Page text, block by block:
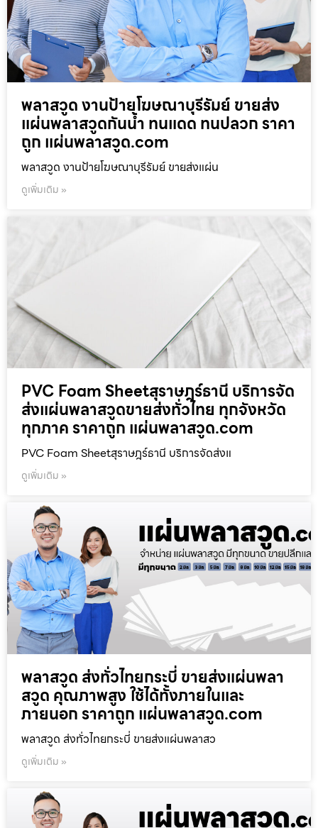
พลาสวูด งานป้ายโฆษณาบุรีรัมย์ ขายส่ง
แผ่นพลาสวูดกันน้ำ ทนแดด ทนปลวก ราคา
ถูก แผ่นพลาสวูด.com
พลาสวูด งานป้ายโฆษณาบุรีรัมย์ ขายส่งแผ่น
ดูเพิ่มเติม »
PVC Foam Sheetสุราษฎร์ธานี บริการจัด
ส่งแผ่นพลาสวูดขายส่งทั่วไทย ทุกจังหวัด
ทุกภาค ราคาถูก แผ่นพลาสวูด.com
PVC Foam Sheetสุราษฎร์ธานี บริการจัดส่งแ
ดูเพิ่มเติม »
พลาสวูด ส่งทั่วไทยกระบี่ ขายส่งแผ่นพลา
สวูด คุณภาพสูง ใช้ได้ทั้งภายในและ
ภายนอก ราคาถูก แผ่นพลาสวูด.com
พลาสวูด ส่งทั่วไทยกระบี่ ขายส่งแผ่นพลาสว
ดูเพิ่มเติม »